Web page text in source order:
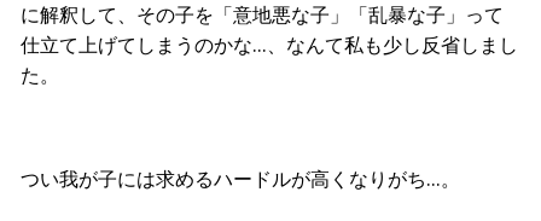
に解釈して、その子を「意地悪な子」「乱暴な子」って
仕立て上げてしまうのかな…、なんて私も少し反省しまし
た。
つい我が子には求めるハードルが高くなりがち…。